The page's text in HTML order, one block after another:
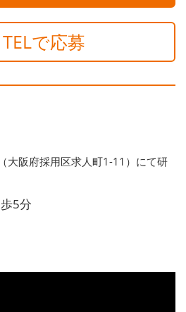
で応募
大阪府採用区求人町1-11）にて研
5分